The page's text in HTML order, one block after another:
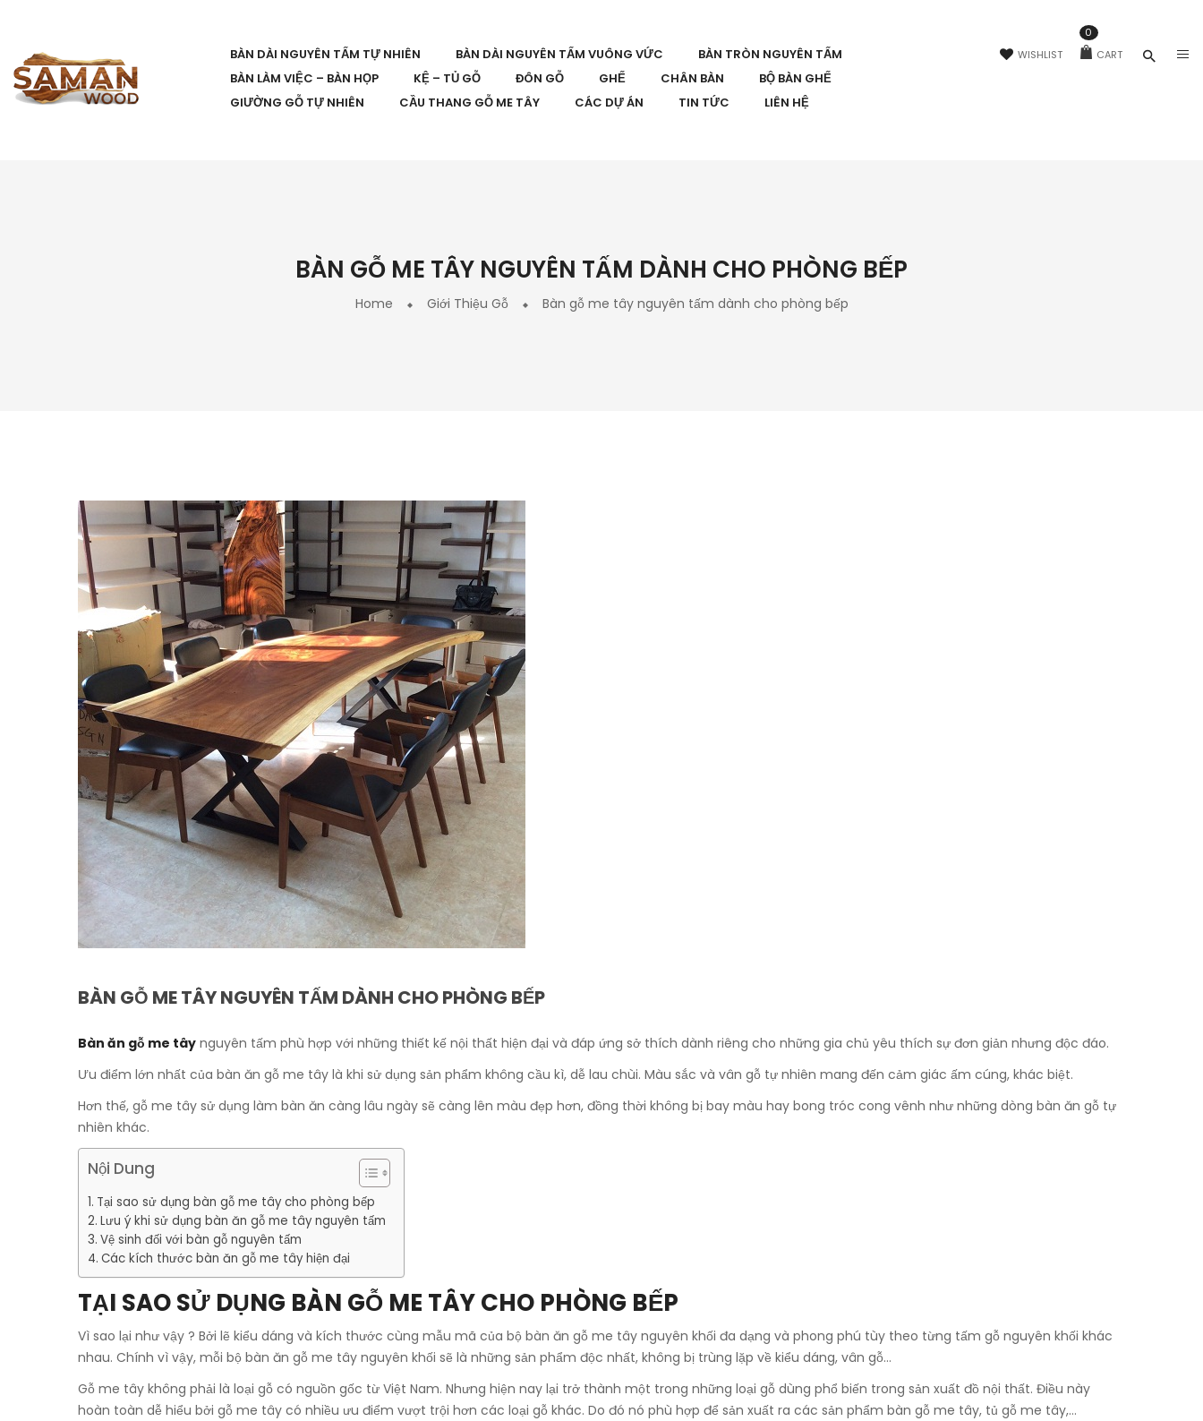
BÀN DÀI NGUYÊN TẤM TỰ NHIÊN BÀN DÀI NGUYÊN TẤM VUÔNG VỨC
BÀN TRÒN NGUYÊN TẤM
BÀN LÀM VIỆC – BÀN HỌP
KỆ – TỦ GỖ ĐÔN GỖ GHẾ CHÂN BÀN
BỘ BÀN GHẾ
GIƯỜNG GỖ TỰ NHIÊN
CẦU THANG GỖ ME TÂY CÁC DỰ ÁN TIN TỨC LIÊN HỆ
WISHLIST CART
0
BÀN GỖ ME TÂY NGUYÊN TẤM DÀNH CHO PHÒNG BẾP
Home Giới Thiệu Gỗ Bàn gỗ me tây nguyên tấm dành cho phòng bếp
BÀN GỖ ME TÂY NGUYÊN TẤM DÀNH CHO PHÒNG BẾP
Bàn ăn gỗ me tây nguyên tấm phù hợp với những thiết kế nội thất hiện đại và đáp ứng sở thích dành riêng cho những gia chủ yêu thích sự đơn giản nhưng độc đáo.
Ưu điểm lớn nhất của bàn ăn gỗ me tây là khi sử dụng sản phẩm không cầu kì, dễ lau chùi. Màu sắc và vân gỗ tự nhiên mang đến cảm giác ấm cúng, khác biệt.
Hơn thế, gỗ me tây sử dụng làm bàn ăn càng lâu ngày sẽ càng lên màu đẹp hơn, đồng thời không bị bay màu hay bong tróc cong vênh như những dòng bàn ăn gỗ tự
nhiên khác.
Nội Dung
Tại sao sử dụng bàn gỗ me tây cho phòng bếp
Lưu ý khi sử dụng bàn ăn gỗ me tây nguyên tấm
Vệ sinh đối với bàn gỗ nguyên tấm
Các kích thước bàn ăn gỗ me tây hiện đại
TẠI SAO SỬ DỤNG BÀN GỖ ME TÂY CHO PHÒNG BẾP
Vì sao lại như vậy ? Bởi lẽ kiểu dáng và kích thước cùng mẫu mã của bộ bàn ăn gỗ me tây nguyên khối đa dạng và phong phú tùy theo từng tấm gỗ nguyên khối khác
nhau. Chính vì vậy, mỗi bộ bàn ăn gỗ me tây nguyên khối sẽ là những sản phẩm độc nhất, không bị trùng lặp về kiểu dáng, vân gỗ…
Gỗ me tây không phải là loại gỗ có nguồn gốc từ Việt Nam. Nhưng hiện nay lại trở thành một trong những loại gỗ dùng phổ biến trong sản xuất đồ nội thất. Điều này
hoàn toàn dễ hiểu bởi gỗ me tây có nhiều ưu điểm vượt trội hơn các loại gỗ khác. Do đó nó phù hợp để sản xuất ra các sản phẩm bàn gỗ me tây, tủ gỗ me tây,…